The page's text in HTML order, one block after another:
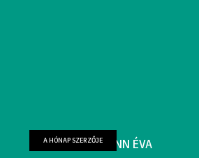
FARKAS WELLMANN ÉVA
A HÓNAP SZERZŐJE